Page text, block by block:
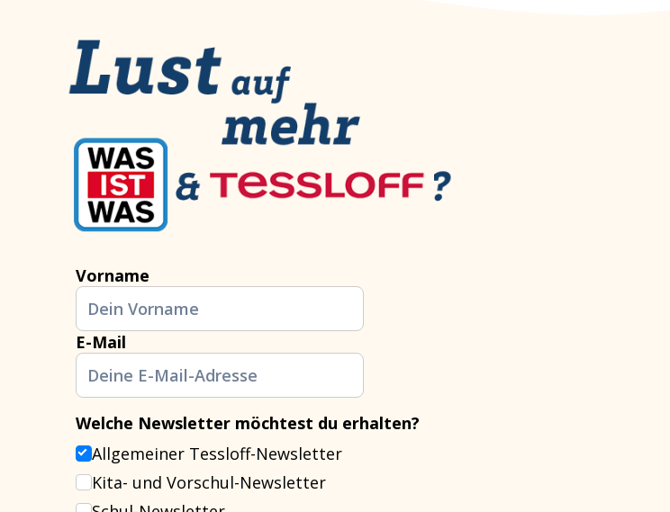
Vorname
E-Mail
Welche Newsletter möchtest du erhalten?
Allgemeiner Tessloff-Newsletter
Kita- und Vorschul-Newsletter